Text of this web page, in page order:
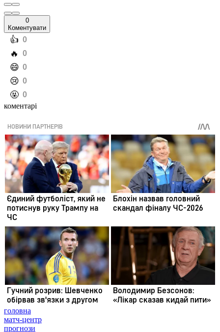
0
Коментувати
️👍 0
️🔥 0
️😄 0
️😢 0
️🤬 0
коментарі
головна
матч-центр
прогнози